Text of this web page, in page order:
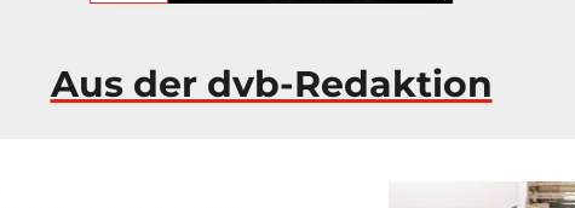
Aus der dvb-Redaktion